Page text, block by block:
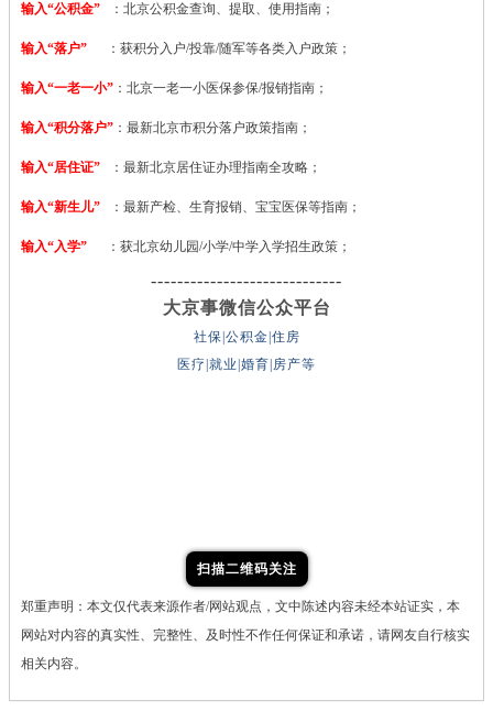
输入“公积金” ：北京公积金查询、提取、使用指南；
输入“落户” ：获积分入户/投靠/随军等各类入户政策；
输入“一老一小” ：北京一老一小医保参保/报销指南；
输入“积分落户” ：最新北京市积分落户政策指南；
输入“居住证” ：最新北京居住证办理指南全攻略；
输入“新生儿” ：最新产检、生育报销、宝宝医保等指南；
输入“入学” ：获北京幼儿园/小学/中学入学招生政策；
-----------------------------
大京事微信公众平台
社保|公积金|住房
医疗|就业|婚育|房产等
扫描二维码关注
郑重声明：本文仅代表来源作者/网站观点，文中陈述内容未经本站证实，本
网站对内容的真实性、完整性、及时性不作任何保证和承诺，请网友自行核实
相关内容。